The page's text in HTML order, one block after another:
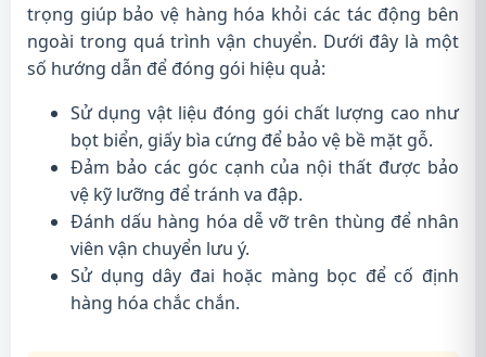
trọng giúp bảo vệ hàng hóa khỏi các tác động bên
ngoài trong quá trình vận chuyển. Dưới đây là một
số hướng dẫn để đóng gói hiệu quả:
Sử dụng vật liệu đóng gói chất lượng cao như
bọt biển, giấy bìa cứng để bảo vệ bề mặt gỗ.
Đảm bảo các góc cạnh của nội thất được bảo
vệ kỹ lưỡng để tránh va đập.
Đánh dấu hàng hóa dễ vỡ trên thùng để nhân
viên vận chuyển lưu ý.
Sử dụng dây đai hoặc màng bọc để cố định
hàng hóa chắc chắn.